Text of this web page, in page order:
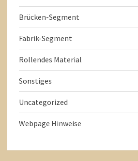
Brücken-Segment
Fabrik-Segment
Rollendes Material
Sonstiges
Uncategorized
Webpage Hinweise